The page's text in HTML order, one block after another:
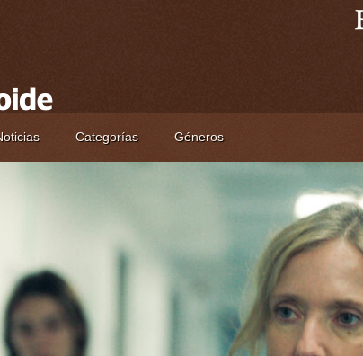
Categorías Géneros